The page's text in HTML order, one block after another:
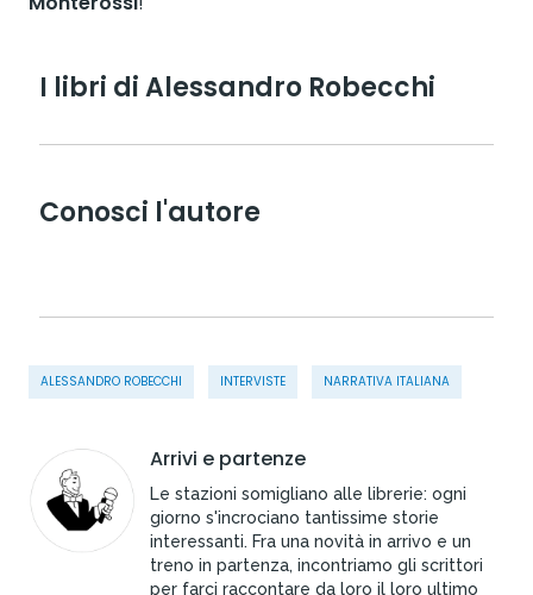
ALESSANDRO ROBECCHI INTERVISTE NARRATIVA ITALIANA
Arrivi e partenze
Le stazioni somigliano alle librerie: ogni
giorno s'incrociano tantissime storie
interessanti. Fra una novità in arrivo e un
treno in partenza, incontriamo gli scrittori
per farci raccontare da loro il loro ultimo
I libri di Alessandro Robecchi
Conosci l'autore